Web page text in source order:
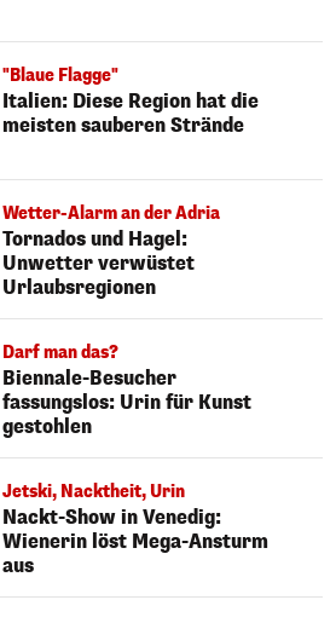
"Blaue Flagge"
Italien: Diese Region hat die
meisten sauberen Strände
Wetter-Alarm an der Adria
Tornados und Hagel:
Unwetter verwüstet
Urlaubsregionen
Darf man das?
Biennale-Besucher
fassungslos: Urin für Kunst
gestohlen
Jetski, Nacktheit, Urin
Nackt-Show in Venedig:
Wienerin löst Mega-Ansturm
aus